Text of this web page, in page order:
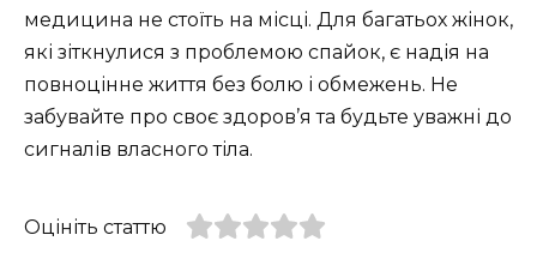
медицина не стоїть на місці. Для багатьох жінок,
які зіткнулися з проблемою спайок, є надія на
повноцінне життя без болю і обмежень. Не
забувайте про своє здоров’я та будьте уважні до
сигналів власного тіла.
Оцініть статтю